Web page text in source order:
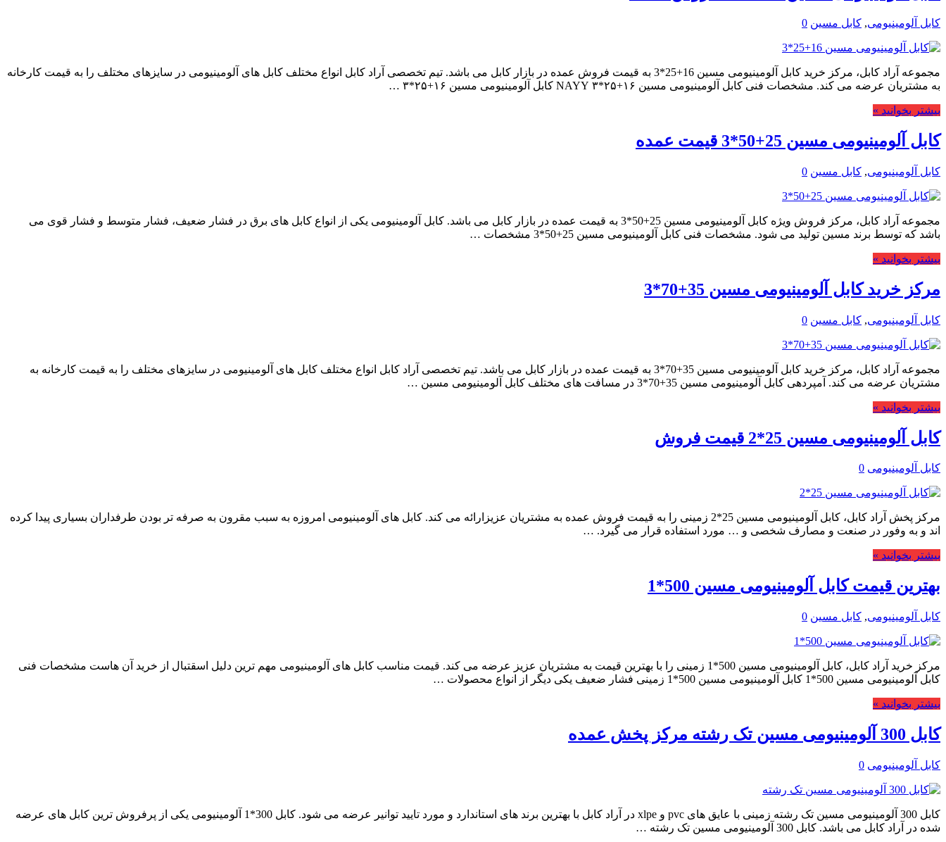
کابل آلومینیومی, کابل مسین 0
مجموعه آراد کابل، مرکز خرید کابل آلومینیومی مسین 16+25*3 به قیمت فروش عمده در بازار کابل می باشد. تیم تخصصی آراد کابل انواع مختلف کابل های آلومینیومی در سایزهای مختلف را به قیمت کارخانه
به مشتریان عرضه می کند. مشخصات فنی کابل آلومینیومی مسین ۱۶+۲۵*۳ NAYY کابل آلومینیومی مسین ۱۶+۲۵*۳ …
بیشتر بخوانید »
کابل آلومینیومی مسین 25+50*3 قیمت عمده
کابل آلومینیومی, کابل مسین 0
مجموعه آراد کابل، مرکز فروش ویژه کابل آلومینیومی مسین 25+50*3 به قیمت عمده در بازار کابل می باشد. کابل آلومینیومی یکی از انواع کابل های برق در فشار ضعیف، فشار متوسط و فشار قوی می
باشد که توسط برند مسین تولید می شود. مشخصات فنی کابل آلومینیومی مسین 25+50*3 مشخصات …
بیشتر بخوانید »
مرکز خرید کابل آلومینیومی مسین 35+70*3
کابل آلومینیومی, کابل مسین 0
مجموعه آراد کابل، مرکز خرید کابل آلومینیومی مسین 35+70*3 به قیمت عمده در بازار کابل می باشد. تیم تخصصی آراد کابل انواع مختلف کابل های آلومینیومی در سایزهای مختلف را به قیمت کارخانه به
مشتریان عرضه می کند. آمپردهی کابل آلومینیومی مسین 35+70*3 در مسافت های مختلف کابل آلومینیومی مسین …
بیشتر بخوانید »
کابل آلومینیومی مسین 25*2 قیمت فروش
کابل آلومینیومی 0
مرکز پخش آراد کابل، کابل آلومینیومی مسین 25*2 زمینی را به قیمت فروش عمده به مشتریان عزیزارائه می کند. کابل های آلومینیومی امروزه به سبب مقرون به صرفه تر بودن طرفداران بسیاری پیدا کرده
اند و به وفور در صنعت و مصارف شخصی و … مورد استفاده قرار می گیرد. …
بیشتر بخوانید »
بهترین قیمت کابل آلومینیومی مسین 500*1
کابل آلومینیومی, کابل مسین 0
مرکز خرید آراد کابل، کابل آلومینیومی مسین 500*1 زمینی را با بهترین قیمت به مشتریان عزیز عرضه می کند. قیمت مناسب کابل های آلومینیومی مهم ترین دلیل اسقتبال از خرید آن هاست مشخصات فنی
کابل آلومینیومی مسین 500*1 کابل آلومینیومی مسین 500*1 زمینی فشار ضعیف یکی دیگر از انواع محصولات …
بیشتر بخوانید »
کابل 300 آلومینیومی مسین تک رشته مرکز پخش عمده
کابل آلومینیومی 0
کابل 300 آلومینیومی مسین تک رشته زمینی با عایق های pvc و xlpe در آراد کابل با بهترین برند های استاندارد و مورد تایید توانیر عرضه می شود. کابل 300*1 آلومینیومی یکی از پرفروش ترین کابل های عرضه
شده در آراد کابل می باشد. کابل 300 آلومینیومی مسین تک رشته …